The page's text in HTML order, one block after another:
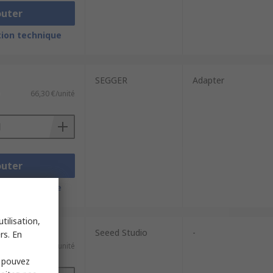
technique
66,30 €/unité
technique
SEGGER Adapter
6,61 €/unité
Seeed Studio -
En